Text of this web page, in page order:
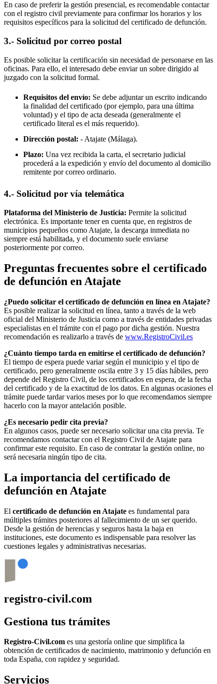
En caso de preferir la gestión presencial, es recomendable contactar
con el registro civil previamente para confirmar los horarios y los
requisitos específicos para la solicitud del certificado de defunción.
3.- Solicitud por correo postal
Es posible solicitar la certificación sin necesidad de personarse en las
oficinas. Para ello, el interesado debe enviar un sobre dirigido al
juzgado con la solicitud formal.
Requisitos del envío: Se debe adjuntar un escrito indicando
la finalidad del certificado (por ejemplo, para una última
voluntad) y el tipo de acta deseada (generalmente el
certificado literal es el más requerido).
Dirección postal: - Atajate (Málaga).
Plazo: Una vez recibida la carta, el secretario judicial
procederá a la expedición y envío del documento al domicilio
remitente por correo ordinario.
4.- Solicitud por vía telemática
Plataforma del Ministerio de Justicia: Permite la solicitud
electrónica. Es importante tener en cuenta que, en registros de
municipios pequeños como Atajate, la descarga inmediata no
siempre está habilitada, y el documento suele enviarse
posteriormente por correo.
Preguntas frecuentes sobre el certificado
de defunción en Atajate
¿Puedo solicitar el certificado de defunción en línea en Atajate?
Es posible realizar la solicitud en línea, tanto a través de la web
oficial del Ministerio de Justicia como a través de entidades privadas
especialistas en el trámite con el pago por dicha gestión. Nuestra
recomendación es realizarlo a través de www.RegistroCivil.es
¿Cuánto tiempo tarda en emitirse el certificado de defunción?
El tiempo de espera puede variar según el municipio y el tipo de
certificado, pero generalmente oscila entre 3 y 15 días hábiles, pero
depende del Registro Civil, de los certificados en espera, de la fecha
del certificado y de la exactitud de los datos. En algunas ocasiones el
trámite puede tardar varios meses por lo que recomendamos siempre
hacerlo con la mayor antelación posible.
¿Es necesario pedir cita previa?
En algunos casos, puede ser necesario solicitar una cita previa. Te
recomendamos contactar con el Registro Civil de Atajate para
confirmar este requisito. En caso de contratar la gestión online, no
será necesaria ningún tipo de cita.
La importancia del certificado de
defunción en Atajate
El certificado de defunción en Atajate es fundamental para
múltiples trámites posteriores al fallecimiento de un ser querido.
Desde la gestión de herencias y seguros hasta la baja en
instituciones, este documento es indispensable para resolver las
cuestiones legales y administrativas necesarias.
registro-civil.com
Gestiona tus trámites
Registro-Civil.com es una gestoría online que simplifica la
obtención de certificados de nacimiento, matrimonio y defunción en
toda España, con rapidez y seguridad.
Servicios